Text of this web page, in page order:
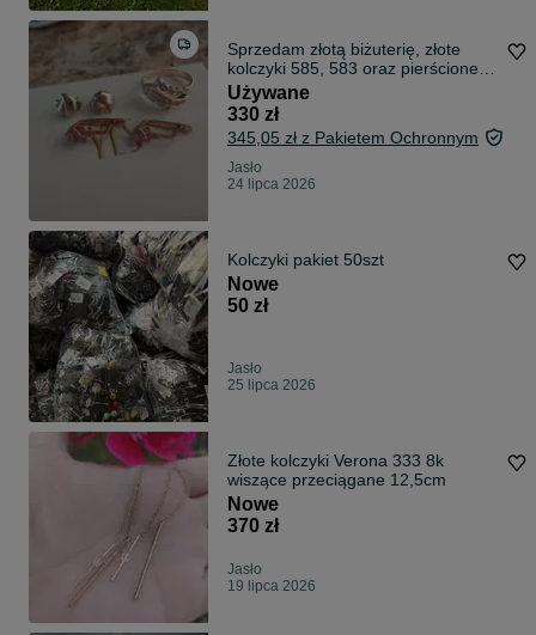
Sprzedam złotą biżuterię, złote
kolczyki 585, 583 oraz pierścionek
750
Używane
330 zł
345,05 zł z Pakietem Ochronnym
Jasło
24 lipca 2026
Kolczyki pakiet 50szt
Nowe
50 zł
Jasło
25 lipca 2026
Złote kolczyki Verona 333 8k
wiszące przeciągane 12,5cm
Nowe
370 zł
Jasło
19 lipca 2026